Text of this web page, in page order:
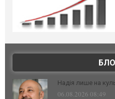
Надія лише на
06.08.2026 08:49